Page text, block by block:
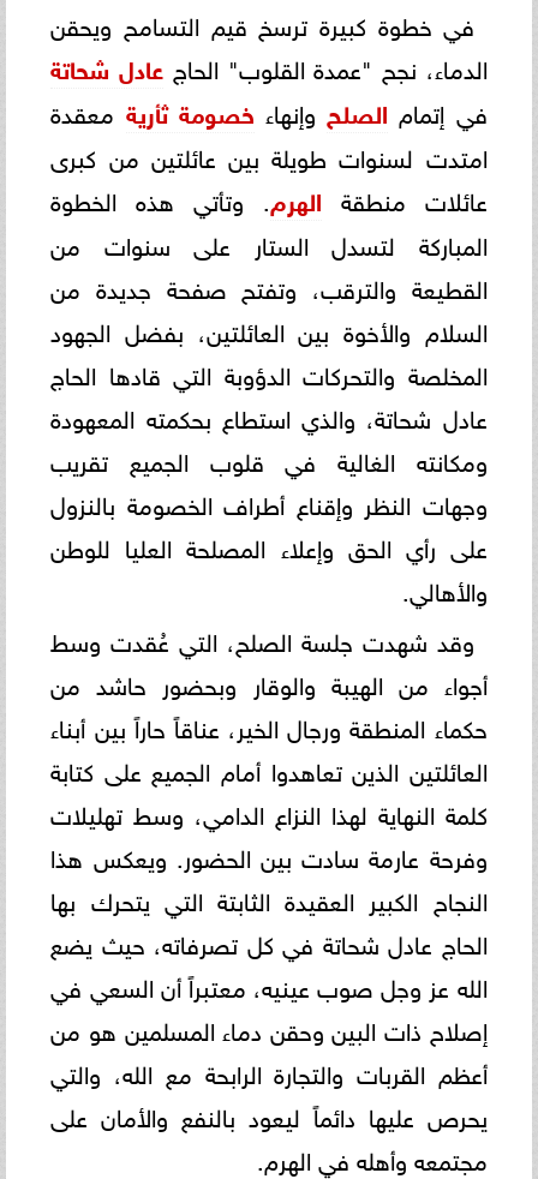
في خطوة كبيرة ترسخ قيم التسامح ويحقن
الدماء، نجح "عمدة القلوب" الحاج عادل شحاتة
في إتمام الصلح وإنهاء خصومة ثأرية معقدة
امتدت لسنوات طويلة بين عائلتين من كبرى
عائلات منطقة الهرم . وتأتي هذه الخطوة
المباركة لتسدل الستار على سنوات من
القطيعة والترقب، وتفتح صفحة جديدة من
السلام والأخوة بين العائلتين، بفضل الجهود
المخلصة والتحركات الدؤوبة التي قادها الحاج
عادل شحاتة، والذي استطاع بحكمته المعهودة
ومكانته الغالية في قلوب الجميع تقريب
وجهات النظر وإقناع أطراف الخصومة بالنزول
على رأي الحق وإعلاء المصلحة العليا للوطن
والأهالي.
وقد شهدت جلسة الصلح، التي عُقدت وسط
أجواء من الهيبة والوقار وبحضور حاشد من
حكماء المنطقة ورجال الخير، عناقاً حاراً بين أبناء
العائلتين الذين تعاهدوا أمام الجميع على كتابة
كلمة النهاية لهذا النزاع الدامي، وسط تهليلات
وفرحة عارمة سادت بين الحضور. ويعكس هذا
النجاح الكبير العقيدة الثابتة التي يتحرك بها
الحاج عادل شحاتة في كل تصرفاته، حيث يضع
الله عز وجل صوب عينيه، معتبراً أن السعي في
إصلاح ذات البين وحقن دماء المسلمين هو من
أعظم القربات والتجارة الرابحة مع الله، والتي
يحرص عليها دائماً ليعود بالنفع والأمان على
مجتمعه وأهله في الهرم.